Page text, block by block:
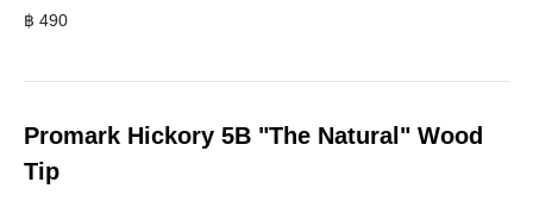
฿ 490
Promark Hickory 5B "The Natural" Wood
Tip